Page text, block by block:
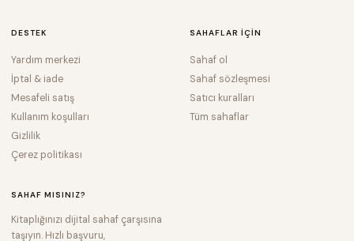
DESTEK
Yardım merkezi
İptal & iade
Mesafeli satış
Kullanım koşulları
Gizlilik
Çerez politikası
SAHAFLAR IÇIN
Sahaf ol
Sahaf sözleşmesi
Satıcı kuralları
Tüm sahaflar
SAHAF MISINIZ?
Kitaplığınızı dijital sahaf çarşısına
taşıyın. Hızlı başvuru,